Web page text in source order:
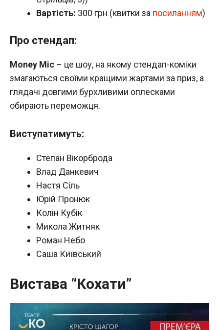
Вартість: 300 грн (квитки за посиланням)
Про стендап:
Money Mic – це шоу, на якому стендап-коміки
змагаються своїми кращими жартами за приз, а
глядачі довгими бурхливими оплесками
обирають переможця.
Виступатимуть:
Степан Вікорброда
Влад Данкевич
Настя Сіль
Юрій Пронюк
Колін Кубік
Микола Житняк
Роман Небо
Саша Київський
Вистава “Кохати”